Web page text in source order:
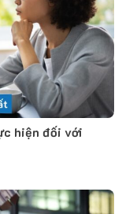
hiện đối với